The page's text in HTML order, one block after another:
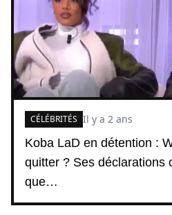
Koba LaD en détention :
quitter ? Ses déclarations
que…
CÉLÉBRITÉS Il y a 2 ans